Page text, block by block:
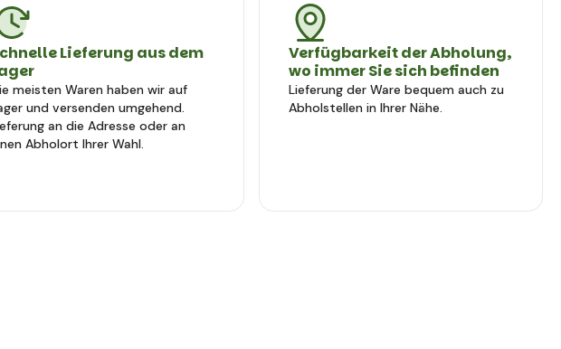
Lieferung aus dem
meisten Waren haben wir auf
und versenden umgehend.
an die Adresse oder an
Abholort Ihrer Wahl.
Verfügbarkeit der Abholung,
wo immer Sie sich befinden
Lieferung der Ware bequem auch zu
Abholstellen in Ihrer Nähe.